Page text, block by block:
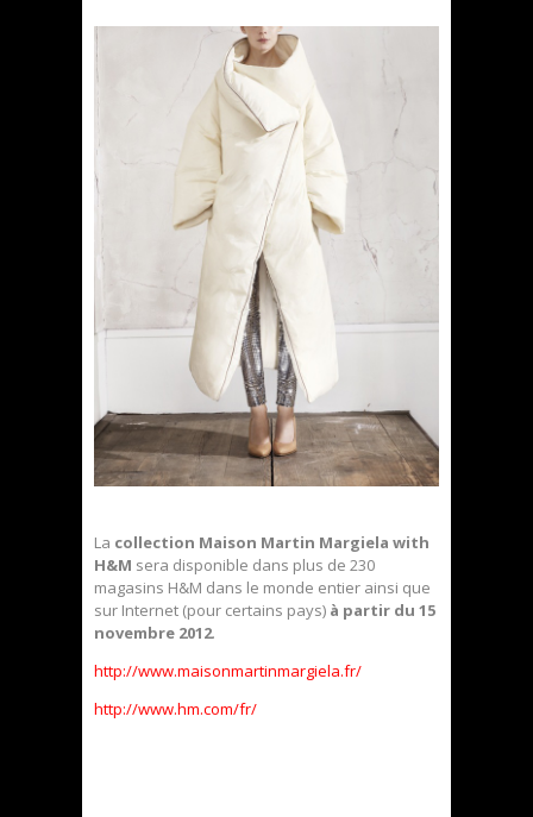
La collection Maison Martin Margiela with
H&M sera disponible dans plus de 230
magasins H&M dans le monde entier ainsi que
sur Internet (pour certains pays) à partir du 15
novembre 2012.
http://www.maisonmartinmargiela.fr/
http://www.hm.com/fr/